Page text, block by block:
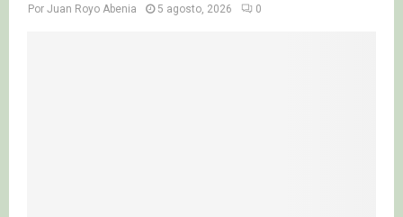
Por Juan Royo Abenia 5 agosto, 2026 0